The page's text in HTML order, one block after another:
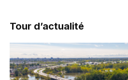
Tour d’actualité